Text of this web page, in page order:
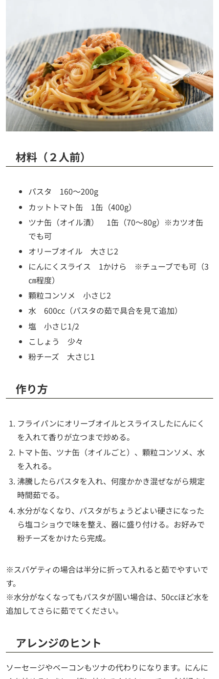
材料（２人前）
パスタ 160～200g
カットトマト缶 1缶（400g）
ツナ缶（オイル漬） 1缶（70～80g）※カツオ缶
でも可
オリーブオイル 大さじ2
にんにくスライス 1かけら ※チューブでも可（3
㎝程度）
顆粒コンソメ 小さじ2
水 600cc（パスタの茹で具合を見て追加）
塩 小さじ1/2
こしょう 少々
粉チーズ 大さじ1
作り方
フライパンにオリーブオイルとスライスしたにんにく
を入れて香りが立つまで炒める。
トマト缶、ツナ缶（オイルごと）、顆粒コンソメ、水
を入れる。
沸騰したらパスタを入れ、何度かかき混ぜながら規定
時間茹でる。
水分がなくなり、パスタがちょうどよい硬さになった
ら塩コショウで味を整え、器に盛り付ける。お好みで
粉チーズをかけたら完成。
※スパゲティの場合は半分に折って入れると茹でやすいで
す。
※水分がなくなってもパスタが固い場合は、50ccほど水を
追加してさらに茹でてください。
アレンジのヒント
ソーセージやベーコンもツナの代わりになります。にんに